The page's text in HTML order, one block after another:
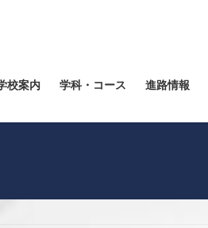
校案内 学科・コース 進路情報